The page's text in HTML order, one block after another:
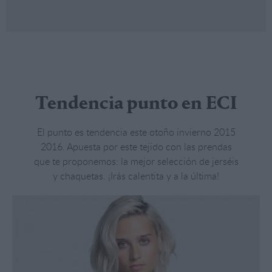
Tendencia punto en ECI
El punto es tendencia este otoño invierno 2015
2016. Apuesta por este tejido con las prendas
que te proponemos: la mejor selección de jerséis
y chaquetas. ¡Irás calentita y a la última!